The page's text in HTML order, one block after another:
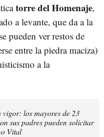
torre del Homenaje,
a levante, que da a la
pueden ver restos de
entre la piedra maciza)
a la
vigor: los mayores de 23
sus padres pueden solicitar
Vital